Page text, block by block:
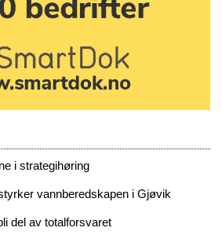
i strategihøring
vannberedskapen i Gjøvik
del av totalforsvaret